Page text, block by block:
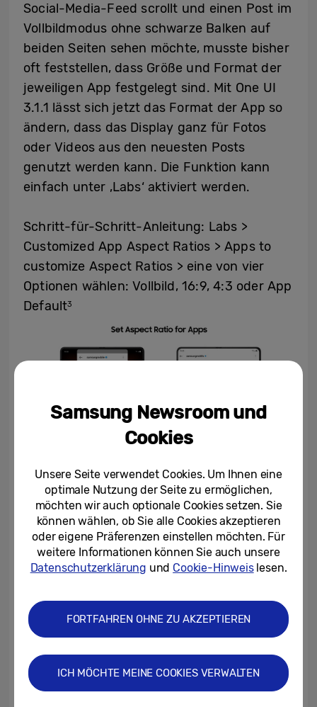
Social-Media-Feed scrollt und einen Post im
Vollbildmodus ohne schwarze Balken auf
beiden Seiten sehen möchte, musste bisher
oft feststellen, dass Größe und Format der
jeweiligen App festgelegt sind. Mit One UI
3.1.1 lässt sich jetzt das Format der App so
ändern, dass das Display ganz für Fotos
oder Videos aus den neuesten Posts
genutzt werden kann. Die Funktion kann
einfach unter ‚Labs‘ aktiviert werden.
Schritt-für-Schritt-Anleitung: Labs >
Customized App Aspect Ratios > Apps to
customize Aspect Ratios > eine von vier
Optionen wählen: Vollbild, 16:9, 4:3 oder App
Default3
App Split View
Bei Verwendung der Messages zeigt die
Funktion App Split View2 die
Bildschirms und die ausgewählte
Unterhaltung auf der rechten Seite, sodass
erfassbar sind. Über einen Button am
oberen Ende des Threads lässt sich die
Samsung Newsroom und
Cookies
Unsere Seite verwendet Cookies. Um Ihnen eine
optimale Nutzung der Seite zu ermöglichen,
möchten wir auch optionale Cookies setzen. Sie
können wählen, ob Sie alle Cookies akzeptieren
oder eigene Präferenzen einstellen möchten. Für
weitere Informationen können Sie auch unsere
Datenschutzerklärung und Cookie-Hinweislesen.
FORTFAHREN OHNE ZU AKZEPTIEREN
ICH MÖCHTE MEINE COOKIES VERWALTEN